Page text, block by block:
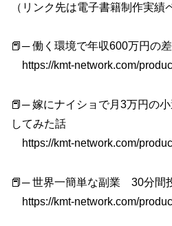
（リンク先は電子書籍制作実績
📕─ 働く環境で年収600万円の
https://kmt-network.com/
📕─ 嫁にナイショで月3万円の
してみた話
https://kmt-network.com/
📕─ 世界一簡単な副業 30分間
https://kmt-network.com/